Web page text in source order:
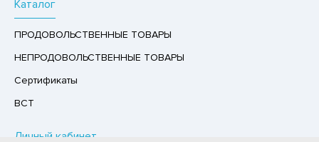
Каталог
ПРОДОВОЛЬСТВЕННЫЕ ТОВАРЫ
НЕПРОДОВОЛЬСТВЕННЫЕ ТОВАРЫ
Сертификаты
ВСТ
Личный кабинет